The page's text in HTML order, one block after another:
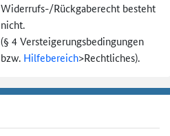
Widerrufs-/Rückgaberecht besteht
nicht.
(§ 4 Versteigerungs­bedingungen
bzw. Hilfebereich>Rechtliches).